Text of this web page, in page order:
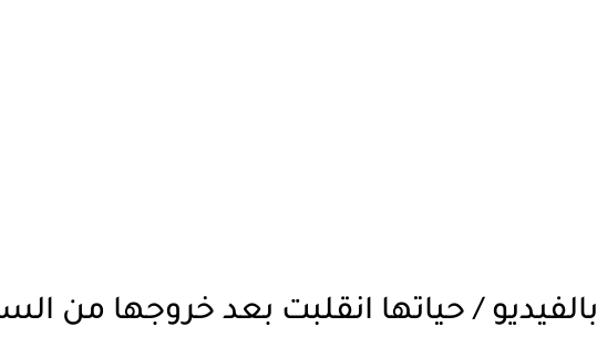
بالفيديو / حياتها انقلبت بعد خروجها من